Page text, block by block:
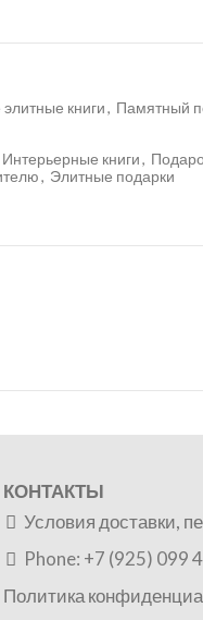
книги, Памятный
Интерьерные книги,
, Элитные подарки
КОНТАКТЫ
Условия доставки,
Phone: +7 (925) 099
Политика